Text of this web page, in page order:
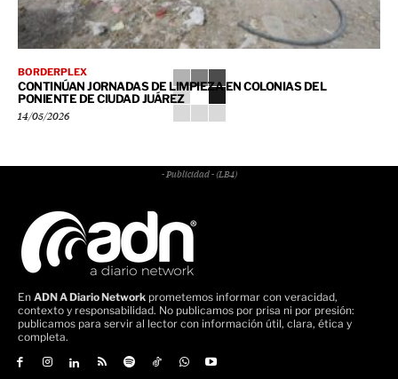
BORDERPLEX
CONTINÚAN JORNADAS DE LIMPIEZA EN COLONIAS DEL
PONIENTE DE CIUDAD JUÁREZ
14/05/2026
- Publicidad - (LB4)
En ADN A Diario Network prometemos informar con veracidad,
contexto y responsabilidad. No publicamos por prisa ni por presión:
publicamos para servir al lector con información útil, clara, ética y
completa.